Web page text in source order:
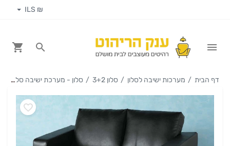
₪ ILS
דף הבית מערכות ישיבה לסלון סלון 3+2 סלון - מערכת ישיבה סלון 3+2 דגם דומינגו מדמוי עור/בד